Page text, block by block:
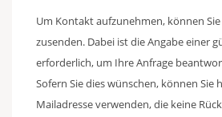
Um Kontakt aufzunehmen, können
zusenden. Dabei ist die Angabe einer
erforderlich, um Ihre Anfrage
Sofern Sie dies wünschen, können Sie
Mailadresse verwenden, die keine